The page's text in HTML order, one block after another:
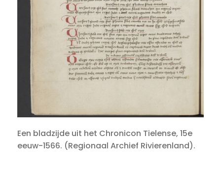
Een bladzijde uit het Chronicon Tielense, 15e
eeuw-1566. (Regionaal Archief Rivierenland).